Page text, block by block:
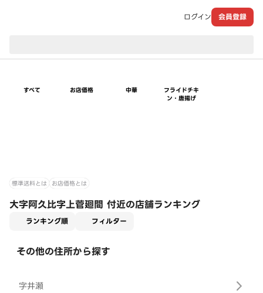
ログイン 会員登録
すべて お店価格 中華
フライドチキ
ン・唐揚げ
標準送料とは お店価格とは
大字阿久比字上菅廻間 付近の店舗ランキング
ランキング順 フィルター
その他の住所から探す
字井瀬